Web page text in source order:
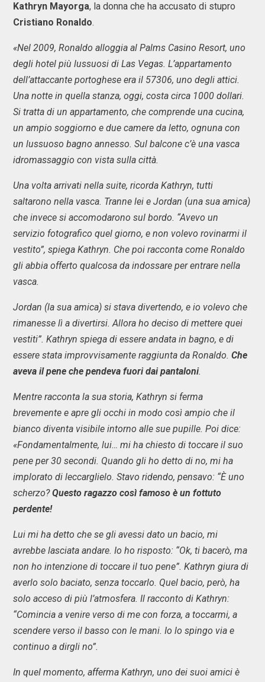
Kathryn Mayorga, la donna che ha accusato di stupro
Cristiano Ronaldo.
«Nel 2009, Ronaldo alloggia al Palms Casino Resort, uno
degli hotel più lussuosi di Las Vegas. L’appartamento
dell’attaccante portoghese era il 57306, uno degli attici.
Una notte in quella stanza, oggi, costa circa 1000 dollari.
Si tratta di un appartamento, che comprende una cucina,
un ampio soggiorno e due camere da letto, ognuna con
un lussuoso bagno annesso. Sul balcone c’è una vasca
idromassaggio con vista sulla città.
Una volta arrivati nella suite, ricorda Kathryn, tutti
saltarono nella vasca. Tranne lei e Jordan (una sua amica)
che invece si accomodarono sul bordo. “Avevo un
servizio fotografico quel giorno, e non volevo rovinarmi il
vestito”, spiega Kathryn. Che poi racconta come Ronaldo
gli abbia offerto qualcosa da indossare per entrare nella
vasca.
Jordan (la sua amica) si stava divertendo, e io volevo che
rimanesse lì a divertirsi. Allora ho deciso di mettere quei
vestiti”. Kathryn spiega di essere andata in bagno, e di
essere stata improvvisamente raggiunta da Ronaldo. Che
aveva il pene che pendeva fuori dai pantaloni.
Mentre racconta la sua storia, Kathryn si ferma
brevemente e apre gli occhi in modo così ampio che il
bianco diventa visibile intorno alle sue pupille. Poi dice:
«Fondamentalmente, lui… mi ha chiesto di toccare il suo
pene per 30 secondi. Quando gli ho detto di no, mi ha
implorato di leccarglielo. Stavo ridendo, pensavo: “È uno
scherzo?Questo ragazzo così famoso è un fottuto
perdente!
Lui mi ha detto che se gli avessi dato un bacio, mi
avrebbe lasciata andare. Io ho risposto: “Ok, ti bacerò, ma
non ho intenzione di toccare il tuo pene”. Kathryn giura di
averlo solo baciato, senza toccarlo. Quel bacio, però, ha
solo acceso di più l’atmosfera. Il racconto di Kathryn:
“Comincia a venire verso di me con forza, a toccarmi, a
scendere verso il basso con le mani. Io lo spingo via e
continuo a dirgli no”.
In quel momento, afferma Kathryn, uno dei suoi amici è